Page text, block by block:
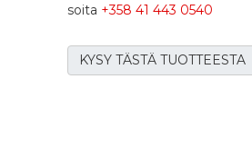
soita +358 41 443 0540
KYSY TÄSTÄ TUOTTEESTA